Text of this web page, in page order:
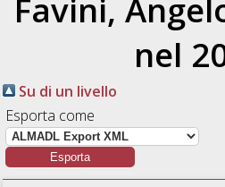
Favini,
nel
Su di un livello
Esporta come